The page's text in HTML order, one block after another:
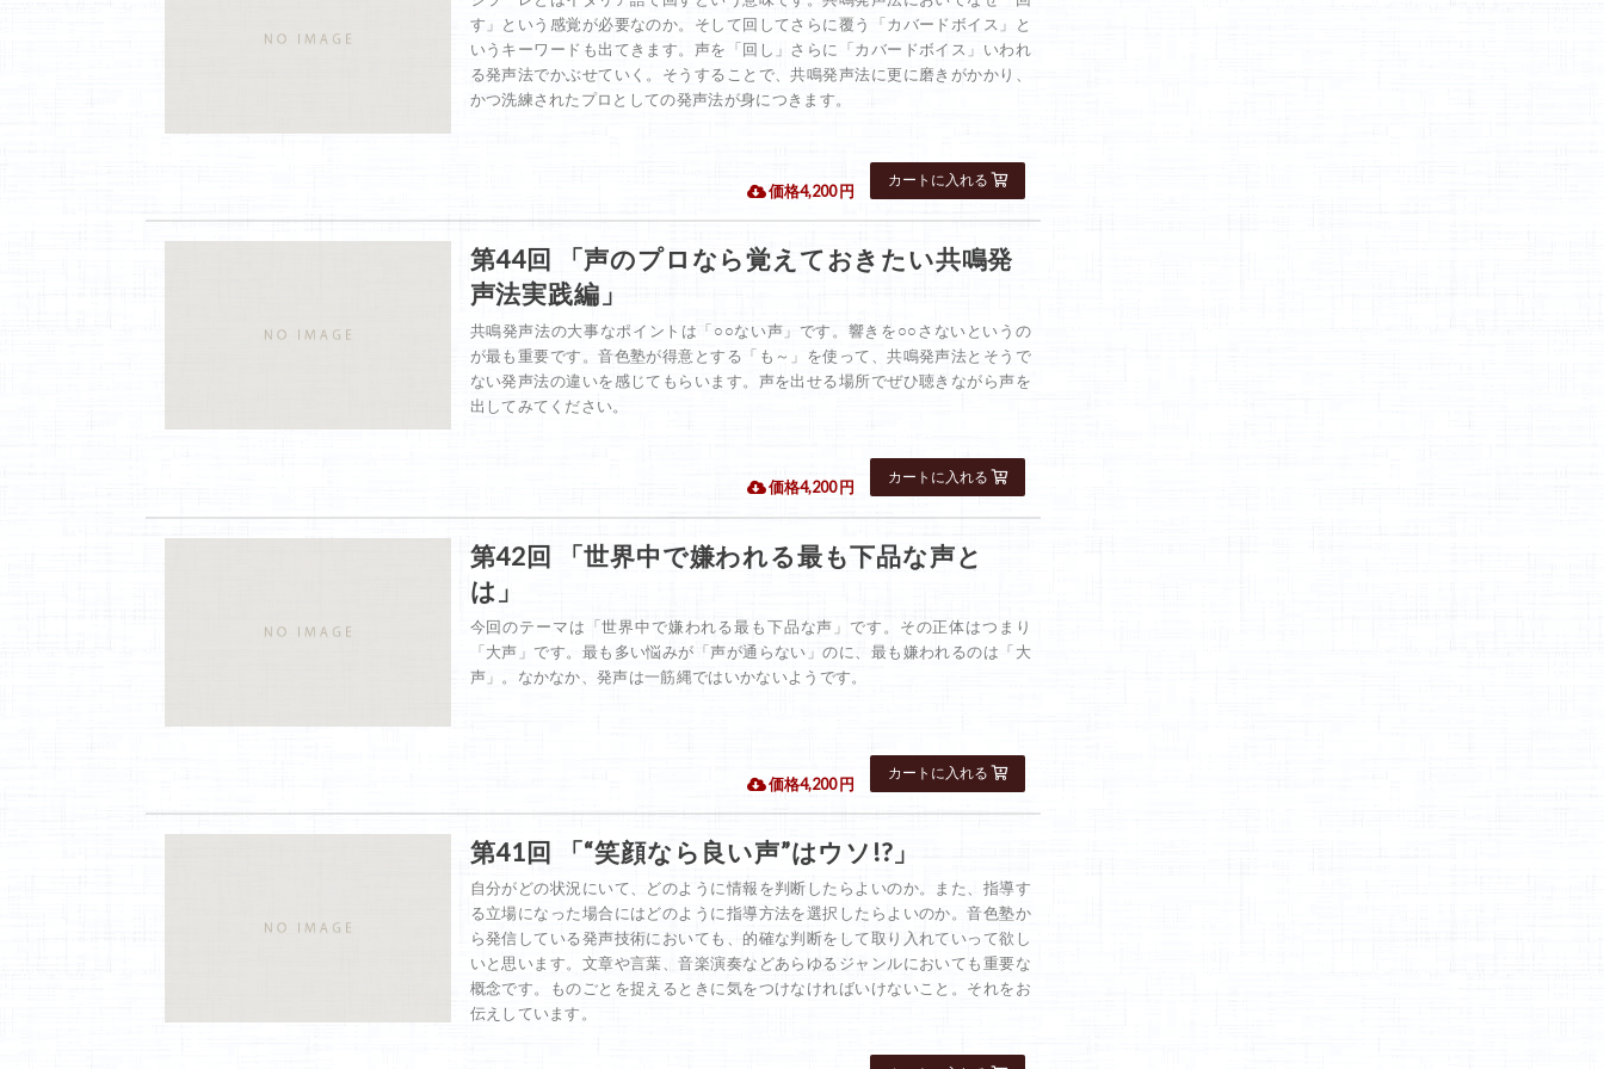
す」という感覚が必要なのか。そして回してさらに覆う「カバードボイス」と
いうキーワードも出てきます。声を「回し」さらに「カバードボイス」いわれ
る発声法でかぶせていく。そうすることで、共鳴発声法に更に磨きがかかり、
かつ洗練されたプロとしての発声法が身につきます。
 価格4,200 円
第44回 「声のプロなら覚えておきたい共鳴発
声法実践編」
共鳴発声法の大事なポイントは「○○ない声」です。響きを○○さないというの
が最も重要です。音色塾が得意とする「も～」を使って、共鳴発声法とそうで
ない発声法の違いを感じてもらいます。声を出せる場所でぜひ聴きながら声を
出してみてください。
 価格4,200 円
第42回 「世界中で嫌われる最も下品な声と
は」
今回のテーマは「世界中で嫌われる最も下品な声」です。その正体はつまり
「大声」です。最も多い悩みが「声が通らない」のに、最も嫌われるのは「大
声」。なかなか、発声は一筋縄ではいかないようです。
 価格4,200 円
第41回 「“笑顔なら良い声”はウソ!?」
自分がどの状況にいて、どのように情報を判断したらよいのか。また、指導す
る立場になった場合にはどのように指導方法を選択したらよいのか。音色塾か
ら発信している発声技術においても、的確な判断をして取り入れていって欲し
いと思います。文章や言葉、音楽演奏などあらゆるジャンルにおいても重要な
概念です。ものごとを捉えるときに気をつけなければいけないこと。それをお
伝えしています。